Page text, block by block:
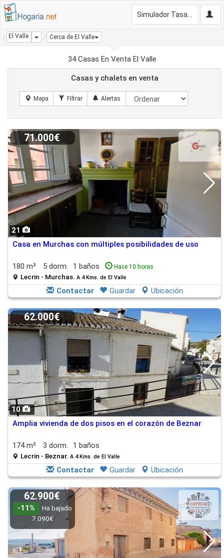
El Valle Dropdown
Cerca de El Valle
34 Casas En Venta El Valle
Casas y chalets en venta
21
71.000€
Casa en Murchas con múltiples posibilidades de uso
180 m² 5 dorm. 1 baños Hace 10 horas
Lecrin - Murchas. A 4 Kms. de El Valle
Contactar Guardar Ubicación
10
62.000€
Amplia vivienda de dos pisos en el corazón de Beznar
174 m² 3 dorm. 1 baños
Lecrin - Beznar. A 4 Kms. de El Valle
Contactar Guardar Ubicación
62.900€
-11%
Ha bajado
7.090€